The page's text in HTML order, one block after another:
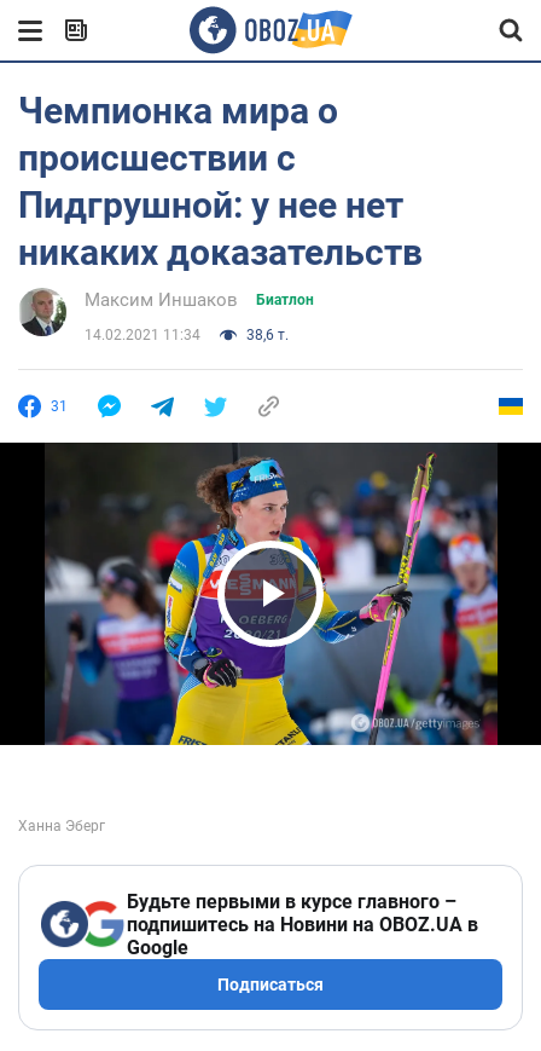
Чемпионка мира о
происшествии с
Пидгрушной: у нее нет
никаких доказательств
Максим Иншаков Биатлон
14.02.2021 11:34 38,6 т.
31
Play Video
Будьте первыми в курсе главного –
подпишитесь на Новини на OBOZ.UA в
Google
Подписаться